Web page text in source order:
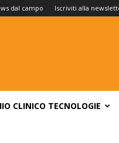
dal campo Iscriviti alla
CLINICO TECNOLOGIE